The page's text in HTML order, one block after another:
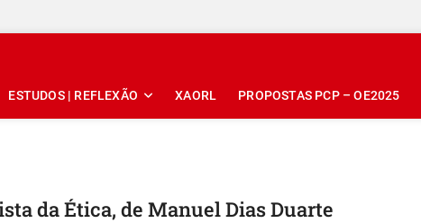
ESTUDOS | REFLEXÃO XAORL PROPOSTAS PCP – OE2025
da Ética, de Manuel Dias Duarte